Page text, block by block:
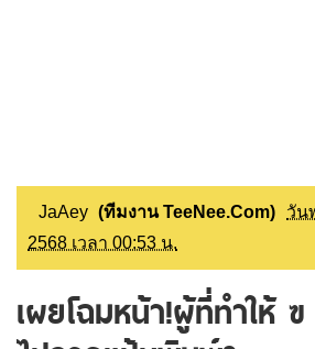
JaAey (ทีมงาน TeeNee.Com)
วัน
2568 เวลา 00:53 น.
เผยโฉมหน้า!ผู้ที่ทำให้